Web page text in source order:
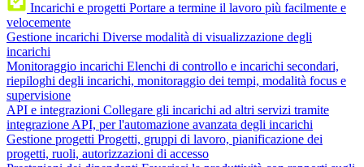
Incarichi e progetti Portare a termine il lavoro più facilmente e
velocemente
Gestione incarichi Diverse modalità di visualizzazione degli
incarichi
Monitoraggio incarichi Elenchi di controllo e incarichi secondari,
riepiloghi degli incarichi, monitoraggio dei tempi, modalità focus e
supervisione
API e integrazioni Collegare gli incarichi ad altri servizi tramite
integrazione API, per l'automazione avanzata degli incarichi
Gestione progetti Progetti, gruppi di lavoro, pianificazione dei
progetti, ruoli, autorizzazioni di accesso